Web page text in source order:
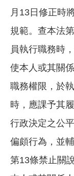
月13日修正時
規範。查本法
員執行職務時
使本人或其關
職務權限，於
時，應課予其
行政決定之公
偏頗行為，並
第13條禁止關